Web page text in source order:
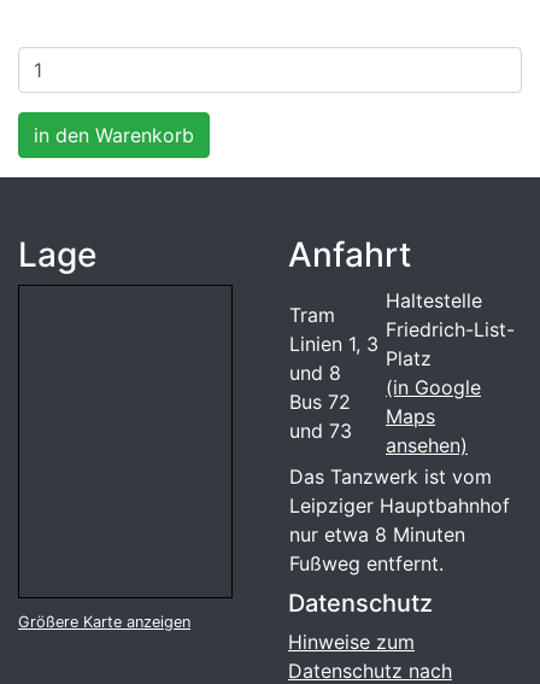
Lage
Größere Karte anzeigen
Anfahrt
Tram
Linien 1, 3
und 8
Bus 72
und 73
Haltestelle
Friedrich-List-
Platz
(in Google
Maps
ansehen)
Das Tanzwerk ist vom
Leipziger Hauptbahnhof
nur etwa 8 Minuten
Fußweg entfernt.
Datenschutz
Hinweise zum
Datenschutz nach